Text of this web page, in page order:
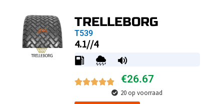
TRELLEBORG
T539
4.1//4
€26.67
20 op voorraad